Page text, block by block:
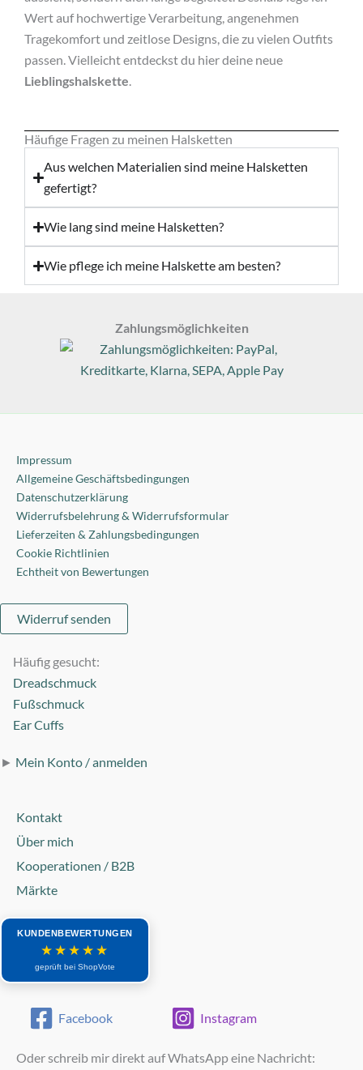
Wert auf hochwertige Verarbeitung, angenehmen
Tragekomfort und zeitlose Designs, die zu vielen Outfits
passen. Vielleicht entdeckst du hier deine neue
Lieblingshalskette.
Häufige Fragen zu meinen Halsketten
Aus welchen Materialien sind meine Halsketten
gefertigt?
Wie lang sind meine Halsketten?
Wie pflege ich meine Halskette am besten?
Zahlungsmöglichkeiten
Impressum
Allgemeine Geschäftsbedingungen
Datenschutzerklärung
Widerrufsbelehrung & Widerrufsformular
Lieferzeiten & Zahlungsbedingungen
Cookie Richtlinien
Echtheit von Bewertungen
Widerruf senden
Häufig gesucht:
Dreadschmuck
Fußschmuck
Ear Cuffs
► Mein Konto / anmelden
Kontakt
Über mich
Kooperationen / B2B
Märkte
KUNDENBEWERTUNGEN
★★★★★
geprüft bei ShopVote
Facebook Instagram
Oder schreib mir direkt auf WhatsApp eine Nachricht: